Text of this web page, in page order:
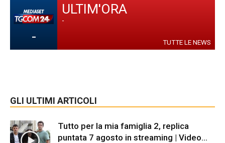
-
ULTIM'ORA
-
TUTTE LE NEWS
GLI ULTIMI ARTICOLI
Tutto per la mia famiglia 2, replica
puntata 7 agosto in streaming | Video...